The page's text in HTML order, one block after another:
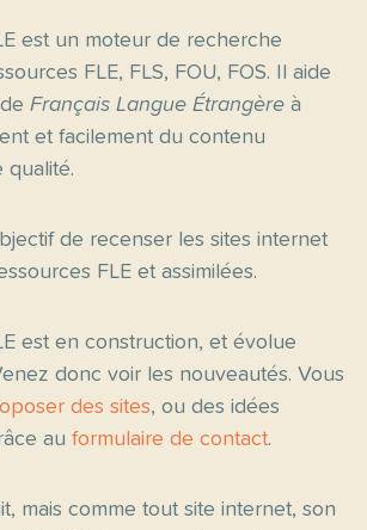
est un moteur de recherche
FLE, FLS, FOU, FOS. Il aide
Français Langue Étrangère à
et facilement du contenu
qualité.
de recenser les sites internet
FLE et assimilées.
est en construction, et évolue
donc voir les nouveautés. Vous
des sites, ou des idées
au formulaire de contact.
mais comme tout site internet, son